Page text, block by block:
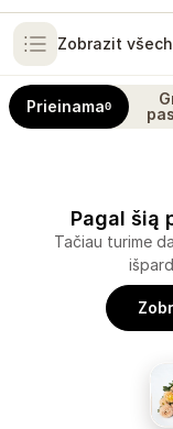
Zobrazit
Prieinama0
Pagal šią
Tačiau turime